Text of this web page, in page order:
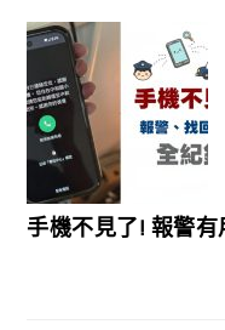
手機不見了! 報警